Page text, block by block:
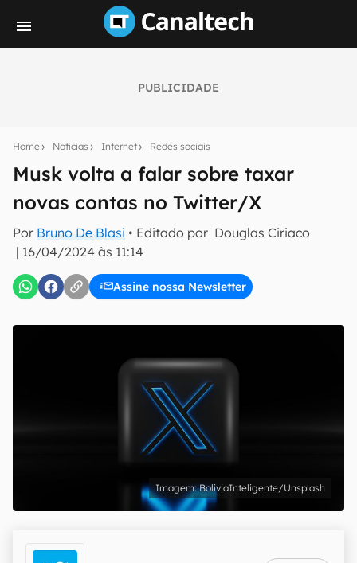
PUBLICIDADE
Home Notícias Internet Redes sociais
Musk volta a falar sobre taxar
novas contas no Twitter/X
Por Bruno De Blasi • Editado por Douglas Ciriaco
| 16/04/2024 às 11:14
Assine nossa Newsletter
notícias e reviews sobre tecnologia em primeira
mão.
E-mail
BoliviaInteligente/Unsplash